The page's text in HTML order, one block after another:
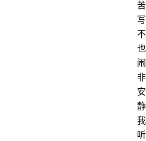
苦
安